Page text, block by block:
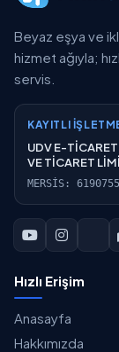
Beyaz eşya ve
hizmet ağıyla;
servis.
KAYITLI
UDV E-
VE TİCARET
MERSİS:
Hızlı Erişim
Anasayfa
Hakkımızda